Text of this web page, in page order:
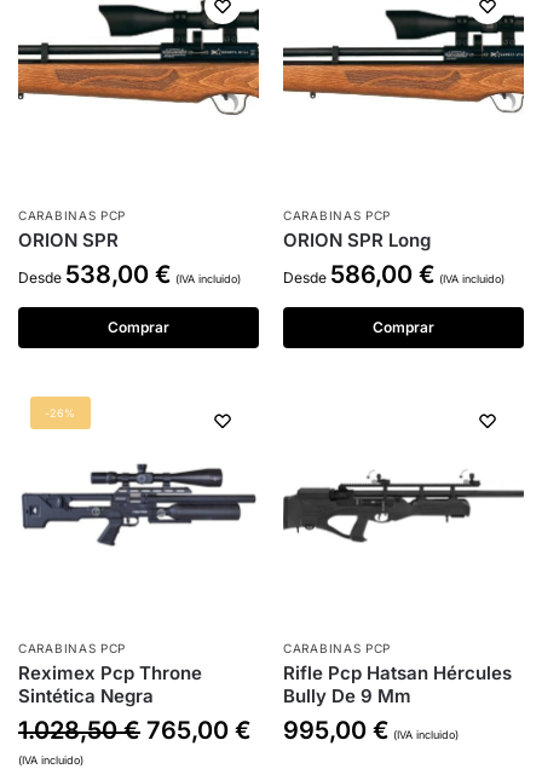
CARABINAS PCP
ORION SPR
Desde 538,00 € (IVA incluido)
Comprar
CARABINAS PCP
ORION SPR Long
Desde 586,00 € (IVA incluido)
Comprar
-26%
CARABINAS PCP
Reximex Pcp Throne
Sintética Negra
1.028,50€ 765,00€
(IVA incluido)
CARABINAS PCP
Rifle Pcp Hatsan Hércules
Bully De 9 Mm
995,00 € (IVA incluido)